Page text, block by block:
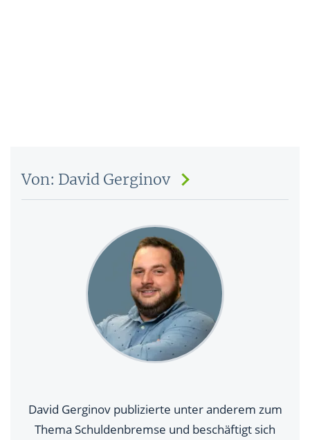
Von: David Gerginov
David Gerginov publizierte unter anderem zum
Thema Schuldenbremse und beschäftigt sich